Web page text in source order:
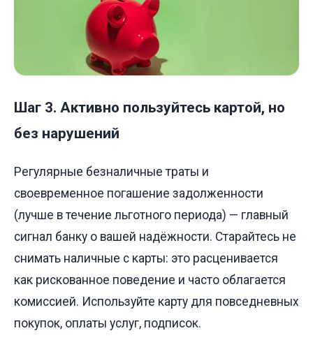
Шаг 3. Активно пользуйтесь картой, но
без нарушений
Регулярные безналичные траты и
своевременное погашение задолженности
(лучше в течение льготного периода) — главный
сигнал банку о вашей надёжности. Старайтесь не
снимать наличные с карты: это расценивается
как рискованное поведение и часто облагается
комиссией. Используйте карту для повседневных
покупок, оплаты услуг, подписок.